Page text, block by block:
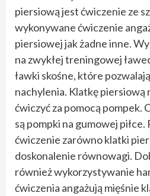
piersiową jest ćwiczenie ze
wykonywane ćwiczenie
piersiowej jak żadne inne.
na zwykłej treningowej
ławki skośne, które
nachylenia. Klatkę piersiową
ćwiczyć za pomocą pompek.
są pompki na gumowej piłce.
ćwiczenie zarówno klatki
doskonalenie równowagi.
również wykorzystywanie
ćwiczenia angażują mięśnie